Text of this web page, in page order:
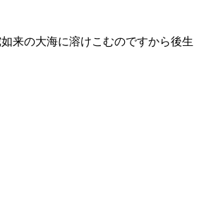
来の大海に溶けこむのですから後生